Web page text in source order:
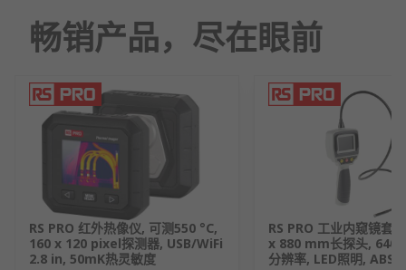
畅销产品，尽在眼前
RS PRO 红外热像仪, 可测550 °C,
160 x 120 pixel探测器, USB/WiFi
2.8 in, 50mK热灵敏度
RS PRO 工业内窥镜套
x 880 mm长探头, 640
分辨率, LED照明, ABS